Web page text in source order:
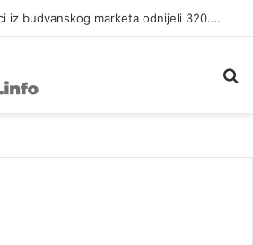
Maskirani razbojnici iz budvanskog marketa odnijeli 320.000 evra